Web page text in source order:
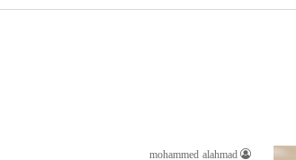
mohammed alahmad